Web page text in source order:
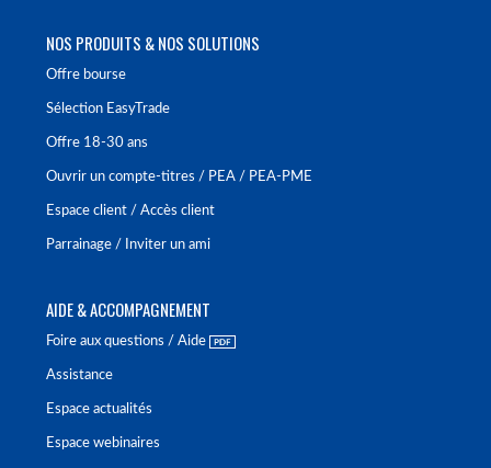
NOS PRODUITS & NOS SOLUTIONS
Offre bourse
Sélection EasyTrade
Offre 18-30 ans
Ouvrir un compte-titres / PEA / PEA-PME
Espace client / Accès client
Parrainage / Inviter un ami
AIDE & ACCOMPAGNEMENT
Foire aux questions / Aide
Assistance
Espace actualités
Espace webinaires